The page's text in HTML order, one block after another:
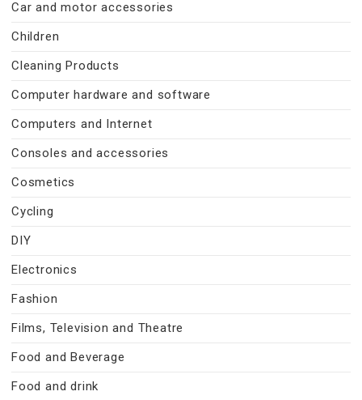
Car and motor accessories
Children
Cleaning Products
Computer hardware and software
Computers and Internet
Consoles and accessories
Cosmetics
Cycling
DIY
Electronics
Fashion
Films, Television and Theatre
Food and Beverage
Food and drink